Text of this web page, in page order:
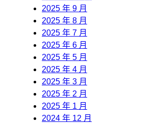
2025 年 9 月
2025 年 8 月
2025 年 7 月
2025 年 6 月
2025 年 5 月
2025 年 4 月
2025 年 3 月
2025 年 2 月
2025 年 1 月
2024 年 12 月